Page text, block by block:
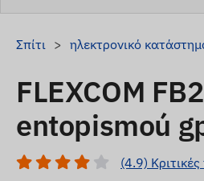
Σπίτι ηλεκτρονικό
FLEXCOM
entopismoú
(4.9)